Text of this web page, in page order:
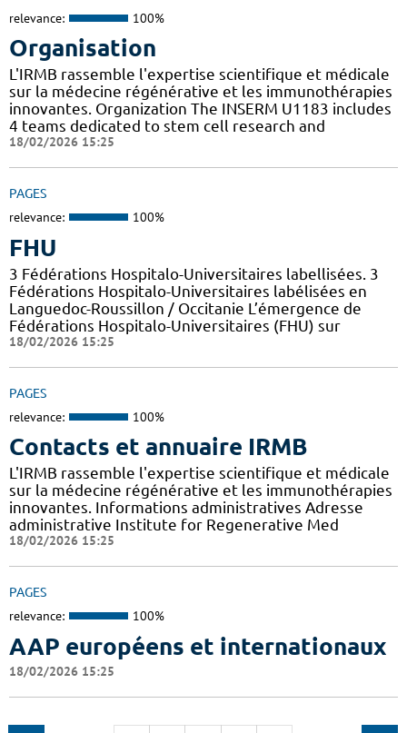
relevance: 100%
Organisation
L'IRMB rassemble l'expertise scientifique et médicale
sur la médecine régénérative et les immunothérapies
innovantes. Organization The INSERM U1183 includes
4 teams dedicated to stem cell research and
18/02/2026 15:25
PAGES
relevance: 100%
FHU
3 Fédérations Hospitalo-Universitaires labellisées. 3
Fédérations Hospitalo-Universitaires labélisées en
Languedoc-Roussillon / Occitanie L’émergence de
Fédérations Hospitalo-Universitaires (FHU) sur
18/02/2026 15:25
PAGES
relevance: 100%
Contacts et annuaire IRMB
L'IRMB rassemble l'expertise scientifique et médicale
sur la médecine régénérative et les immunothérapies
innovantes. Informations administratives Adresse
administrative Institute for Regenerative Med
18/02/2026 15:25
PAGES
relevance: 100%
AAP européens et internationaux
18/02/2026 15:25